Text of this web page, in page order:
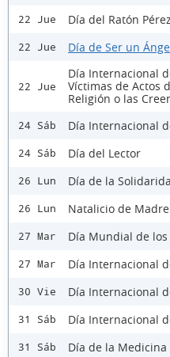
22 Jue Día del Ratón Pérez
22 Jue Día de Ser un
22 Jue
Día Internacional
Víctimas de Actos
Religión o las
24 Sáb Día Internacional
24 Sáb Día del Lector
26 Lun Día de la
26 Lun Natalicio de
27 Mar Día Mundial de los
27 Mar Día Internacional
30 Vie Día Internacional
31 Sáb Día Internacional
31 Sáb Día de la